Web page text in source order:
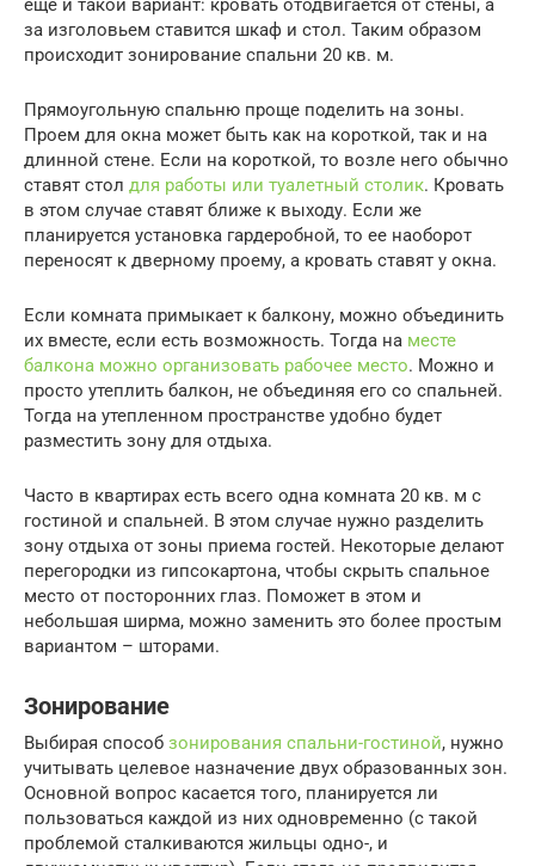
еще и такой вариант: кровать отодвигается от стены, а
за изголовьем ставится шкаф и стол. Таким образом
происходит зонирование спальни 20 кв. м.
Прямоугольную спальню проще поделить на зоны.
Проем для окна может быть как на короткой, так и на
длинной стене. Если на короткой, то возле него обычно
ставят стол для работы или туалетный столик. Кровать
в этом случае ставят ближе к выходу. Если же
планируется установка гардеробной, то ее наоборот
переносят к дверному проему, а кровать ставят у окна.
Если комната примыкает к балкону, можно объединить
их вместе, если есть возможность. Тогда на месте
балкона можно организовать рабочее место. Можно и
просто утеплить балкон, не объединяя его со спальней.
Тогда на утепленном пространстве удобно будет
разместить зону для отдыха.
Часто в квартирах есть всего одна комната 20 кв. м с
гостиной и спальней. В этом случае нужно разделить
зону отдыха от зоны приема гостей. Некоторые делают
перегородки из гипсокартона, чтобы скрыть спальное
место от посторонних глаз. Поможет в этом и
небольшая ширма, можно заменить это более простым
вариантом – шторами.
Зонирование
Выбирая способ зонирования спальни-гостиной, нужно
учитывать целевое назначение двух образованных зон.
Основной вопрос касается того, планируется ли
пользоваться каждой из них одновременно (с такой
проблемой сталкиваются жильцы одно-, и